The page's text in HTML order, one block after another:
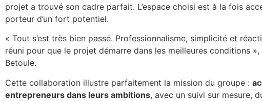
projet a trouvé son cadre parfait. L’espace choisi est à la fois
porteur d’un fort potentiel.
« Tout s’est très bien passé. Professionnalisme, simplicité et
réuni pour que le projet démarre dans les meilleures conditions
Betoule.
Cette collaboration illustre parfaitement la mission du groupe :
entrepreneurs dans leurs ambitions, avec un suivi sur mesure,